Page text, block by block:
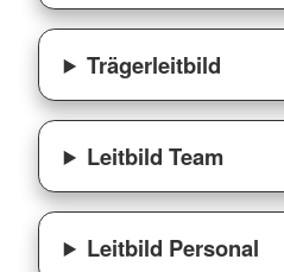
Trägerleitbild
Leitbild Team
Leitbild Personal